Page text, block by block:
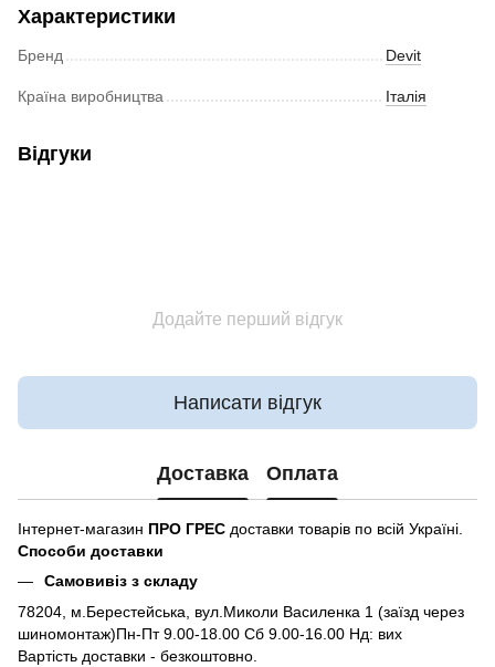
Характеристики
Бренд Devit
Країна виробництва Італія
Відгуки
Додайте перший відгук
Написати відгук
Доставка Оплата
Інтернет-магазин ПРО ГРЕС доставки товарів по всій Україні.
Способи доставки
Самовивіз з складу
78204, м.Берестейська, вул.Миколи Василенка 1 (заїзд через
шиномонтаж)Пн-Пт 9.00-18.00 Сб 9.00-16.00 Нд: вих
Вартість доставки - безкоштовно.